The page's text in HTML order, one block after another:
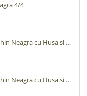
4/4
Chitara Clasica Rapsodia Reghin Neagra cu Husa si Tuner
Chitara Clasica Rapsodia Reghin Neagra cu Husa si Pene